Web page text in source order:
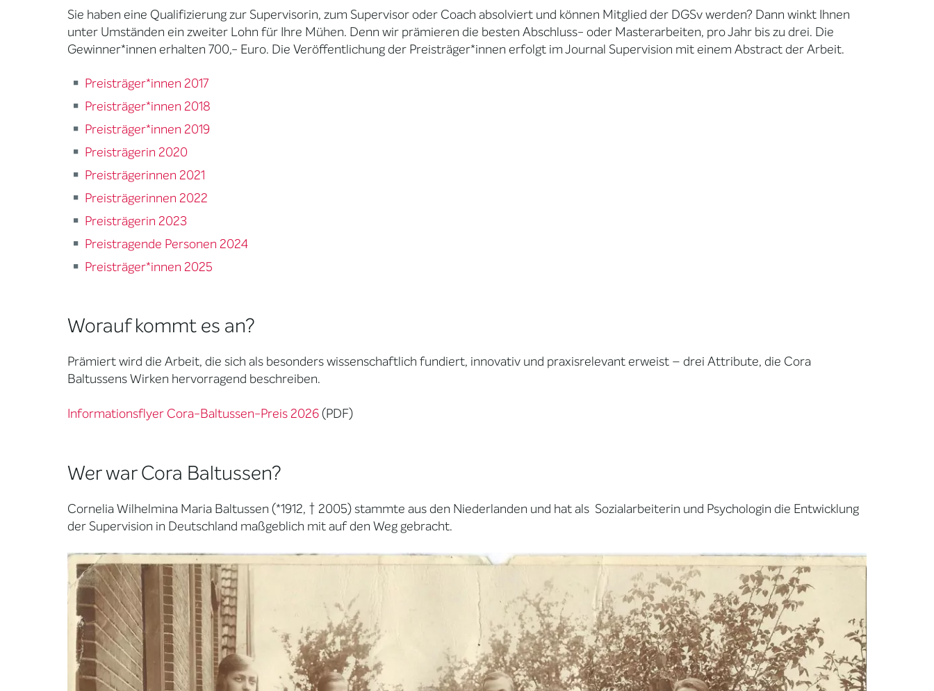
Sie haben eine Qualifizierung zur Supervisorin, zum Supervisor oder Coach absolviert und können Mitglied der DGSv werden? Dann winkt Ihnen
unter Umständen ein zweiter Lohn für Ihre Mühen. Denn wir prämieren die besten Abschluss- oder Masterarbeiten, pro Jahr bis zu drei. Die
Gewinner*innen erhalten 700,- Euro. Die Veröffentlichung der Preisträger*innen erfolgt im Journal Supervision mit einem Abstract der Arbeit.
Preisträger*innen 2017
Preisträger*innen 2018
Preisträger*innen 2019
Preisträgerin 2020
Preisträgerinnen 2021
Preisträgerinnen 2022
Preisträgerin 2023
Preistragende Personen 2024
Preisträger*innen 2025
Worauf kommt es an?
Prämiert wird die Arbeit, die sich als besonders wissenschaftlich fundiert, innovativ und praxisrelevant erweist – drei Attribute, die Cora
Baltussens Wirken hervorragend beschreiben.
Informationsflyer Cora-Baltussen-Preis 2026(PDF)
Wer war Cora Baltussen?
Cornelia Wilhelmina Maria Baltussen (*1912, † 2005) stammte aus den Niederlanden und hat als Sozialarbeiterin und Psychologin die Entwicklung
der Supervision in Deutschland maßgeblich mit auf den Weg gebracht.